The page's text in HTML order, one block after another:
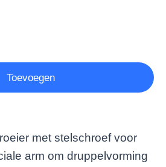
Toevoegen
met stelschroef voor
arm om druppelvorming